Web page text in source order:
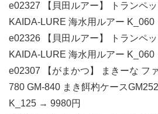
e02327 【貝田ルアー】 トランペ
KAIDA-LURE 海水用ルアー
e02326 【貝田ルアー】 トランペ
KAIDA-LURE 海水用ルアー
e02307 【がまかつ】 まきーな フ
780 GM-840 まき餌杓ケース
K_125 → 9980円